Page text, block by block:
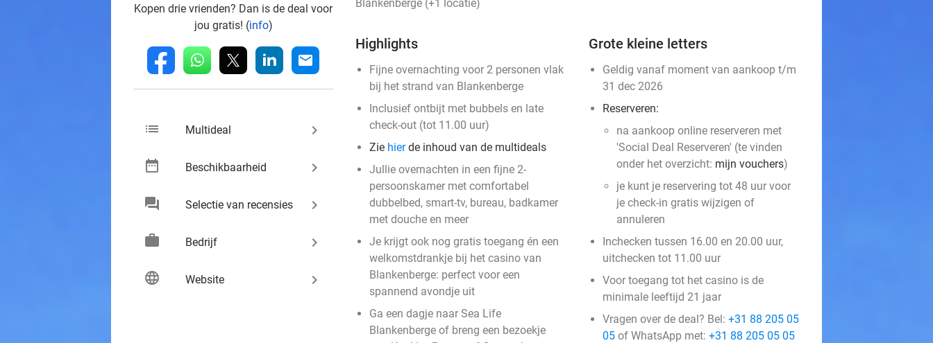
Kopen drie vrienden? Dan is de deal voor
jou gratis! (info)
fb whatsapp linkedin mail
list Multideal keyboard_arrow_right
date_range Beschikbaarheid keyboard_arrow_right
chat Selectie van recensies keyboard_arrow_right
work Bedrijf keyboard_arrow_right
language Website keyboard_arrow_right
Blankenberge (+1 locatie)
Highlights
Fijne overnachting voor 2 personen vlak
bij het strand van Blankenberge
Inclusief ontbijt met bubbels en late
check-out (tot 11.00 uur)
Zie hierde inhoud van de multideals
Jullie overnachten in een fijne 2-
persoonskamer met comfortabel
dubbelbed, smart-tv, bureau, badkamer
met douche en meer
Je krijgt ook nog gratis toegang én een
welkomstdrankje bij het casino van
Blankenberge: perfect voor een
spannend avondje uit
Ga een dagje naar Sea Life
Blankenberge of breng een bezoekje
Grote kleine letters
Geldig vanaf moment van aankoop t/m
31 dec 2026
Reserveren:
na aankoop online reserveren met
'Social Deal Reserveren' (te vinden
onder het overzicht: mijn vouchers)
je kunt je reservering tot 48 uur voor
je check-in gratis wijzigen of
annuleren
Inchecken tussen 16.00 en 20.00 uur,
uitchecken tot 11.00 uur
Voor toegang tot het casino is de
minimale leeftijd 21 jaar
Vragen over de deal? Bel: +31 88 205 05
05 of WhatsApp met: +31 88 205 05 05